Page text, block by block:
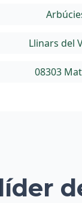
Llinars del
08303